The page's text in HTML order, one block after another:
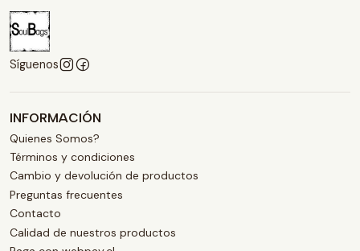
Síguenos
INFORMACIÓN
Quienes Somos?
Términos y condiciones
Cambio y devolución de productos
Preguntas frecuentes
Contacto
Calidad de nuestros productos